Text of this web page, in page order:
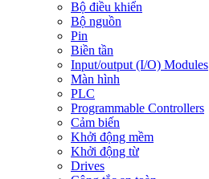
Bộ điều khiển
Bộ nguồn
Pin
Biền tần
Input/output (I/O) Modules
Màn hình
PLC
Programmable Controllers
Cảm biến
Khởi động mềm
Khởi động từ
Drives